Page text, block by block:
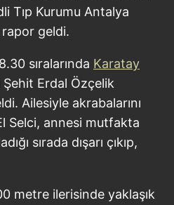
Tıp Kurumu Antalya
rapor geldi.
sıralarında Karatay
Erdal Özçelik
Ailesiyle akrabalarını
Selci, annesi mutfakta
sırada dışarı çıkıp,
metre ilerisinde yaklaşık